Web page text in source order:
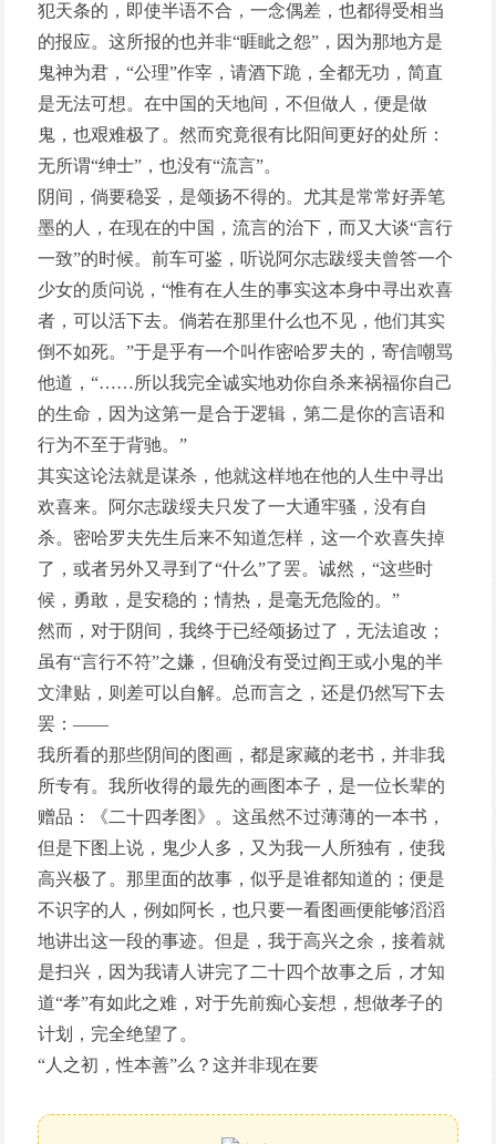
犯天条的，即使半语不合，一念偶差，也都得受相当
的报应。这所报的也并非“睚眦之怨”，因为那地方是
鬼神为君，“公理”作宰，请酒下跪，全都无功，简直
是无法可想。在中国的天地间，不但做人，便是做
鬼，也艰难极了。然而究竟很有比阳间更好的处所：
无所谓“绅士”，也没有“流言”。
阴间，倘要稳妥，是颂扬不得的。尤其是常常好弄笔
墨的人，在现在的中国，流言的治下，而又大谈“言行
一致”的时候。前车可鉴，听说阿尔志跋绥夫曾答一个
少女的质问说，“惟有在人生的事实这本身中寻出欢喜
者，可以活下去。倘若在那里什么也不见，他们其实
倒不如死。”于是乎有一个叫作密哈罗夫的，寄信嘲骂
他道，“……所以我完全诚实地劝你自杀来祸福你自己
的生命，因为这第一是合于逻辑，第二是你的言语和
行为不至于背驰。”
其实这论法就是谋杀，他就这样地在他的人生中寻出
欢喜来。阿尔志跋绥夫只发了一大通牢骚，没有自
杀。密哈罗夫先生后来不知道怎样，这一个欢喜失掉
了，或者另外又寻到了“什么”了罢。诚然，“这些时
候，勇敢，是安稳的；情热，是毫无危险的。”
然而，对于阴间，我终于已经颂扬过了，无法追改；
虽有“言行不符”之嫌，但确没有受过阎王或小鬼的半
文津贴，则差可以自解。总而言之，还是仍然写下去
罢：——
我所看的那些阴间的图画，都是家藏的老书，并非我
所专有。我所收得的最先的画图本子，是一位长辈的
赠品：《二十四孝图》。这虽然不过薄薄的一本书，
但是下图上说，鬼少人多，又为我一人所独有，使我
高兴极了。那里面的故事，似乎是谁都知道的；便是
不识字的人，例如阿长，也只要一看图画便能够滔滔
地讲出这一段的事迹。但是，我于高兴之余，接着就
是扫兴，因为我请人讲完了二十四个故事之后，才知
道“孝”有如此之难，对于先前痴心妄想，想做孝子的
计划，完全绝望了。
“人之初，性本善”么？这并非现在要